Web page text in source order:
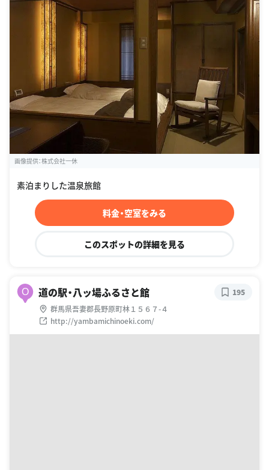
画像提供：株式会社一休
素泊まりした温泉旅館
料金・空室をみる
このスポットの詳細を見る
O 道の駅・八ッ場ふるさと館
群馬県吾妻郡長野原町林１５６７-４
http://yambamichinoeki.com/
195